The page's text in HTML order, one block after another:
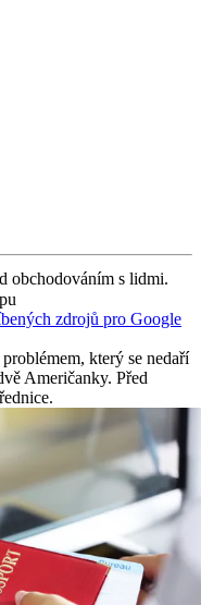
obchodováním s lidmi.
zdrojů pro Google
který se nedaří
Američanky. Před